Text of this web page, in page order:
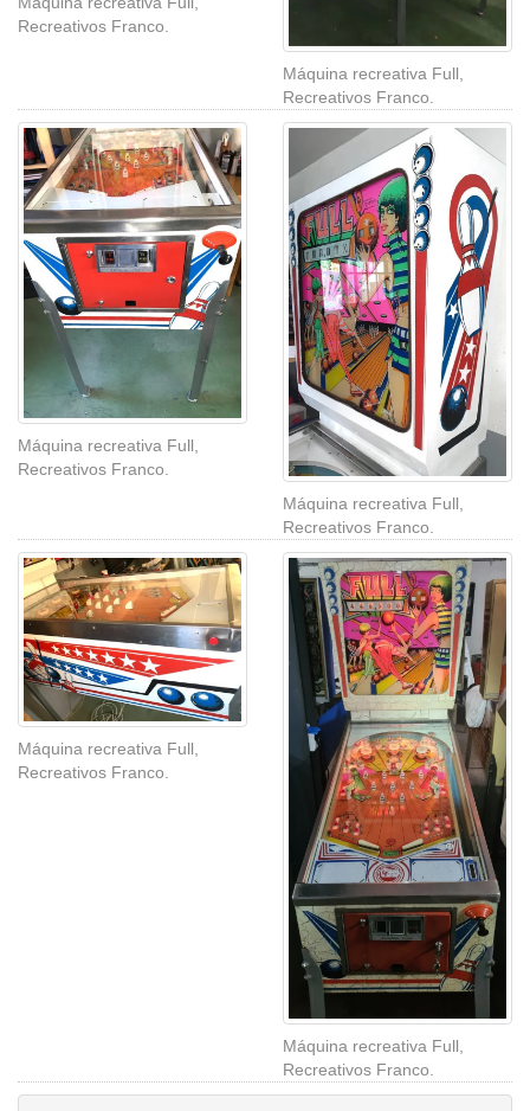
Recreativos Franco.
Máquina recreativa Full,
Recreativos Franco.
Máquina recreativa Full,
Recreativos Franco.
Máquina recreativa Full,
Recreativos Franco.
Máquina recreativa Full,
Recreativos Franco.
Máquina recreativa Full,
Recreativos Franco.